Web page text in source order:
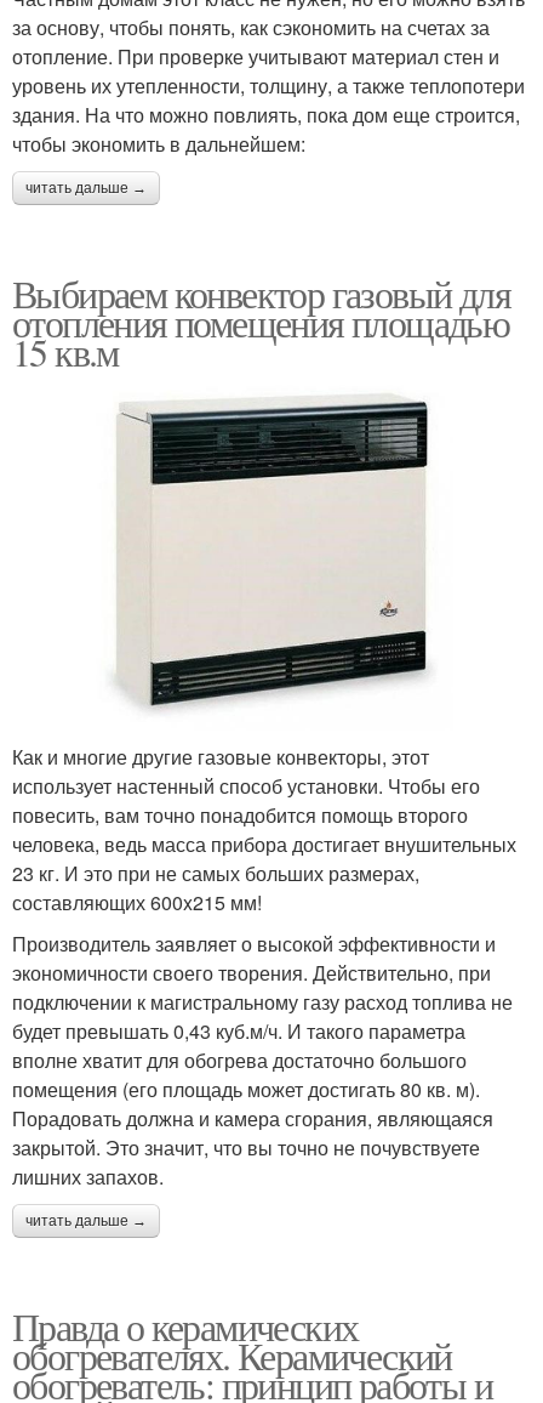
за основу, чтобы понять, как сэкономить на счетах за
отопление. При проверке учитывают материал стен и
уровень их утепленности, толщину, а также теплопотери
здания. На что можно повлиять, пока дом еще строится,
чтобы экономить в дальнейшем:
читать дальше →
Выбираем конвектор газовый для
отопления помещения площадью
15 кв.м
Как и многие другие газовые конвекторы, этот
использует настенный способ установки. Чтобы его
повесить, вам точно понадобится помощь второго
человека, ведь масса прибора достигает внушительных
23 кг. И это при не самых больших размерах,
составляющих 600x215 мм!
Производитель заявляет о высокой эффективности и
экономичности своего творения. Действительно, при
подключении к магистральному газу расход топлива не
будет превышать 0,43 куб.м/ч. И такого параметра
вполне хватит для обогрева достаточно большого
помещения (его площадь может достигать 80 кв. м).
Порадовать должна и камера сгорания, являющаяся
закрытой. Это значит, что вы точно не почувствуете
лишних запахов.
читать дальше →
Правда о керамических
обогревателях. Керамический
обогреватель: принцип работы и